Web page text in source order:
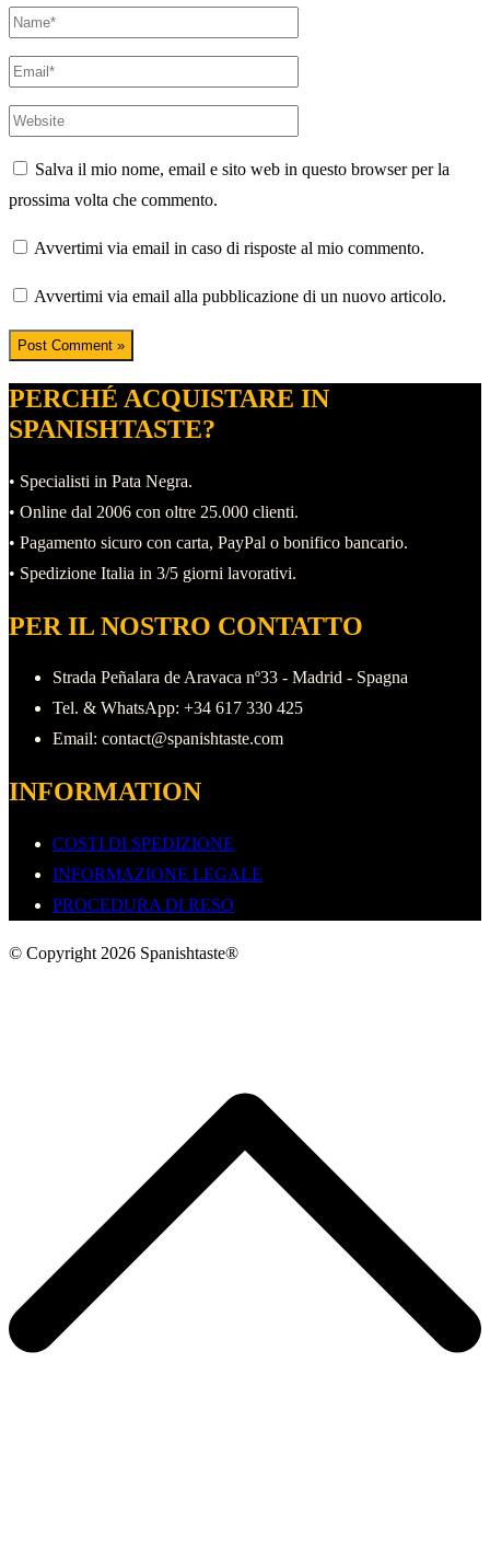
Name*
Email*
Website
Salva il mio nome, email e sito web in questo browser per la
prossima volta che commento.
Avvertimi via email in caso di risposte al mio commento.
Avvertimi via email alla pubblicazione di un nuovo articolo.
PERCHÉ ACQUISTARE IN
SPANISHTASTE?
• Specialisti in Pata Negra.
• Online dal 2006 con oltre 25.000 clienti.
• Pagamento sicuro con carta, PayPal o bonifico bancario.
• Spedizione Italia in 3/5 giorni lavorativi.
PER IL NOSTRO CONTATTO
Strada Peñalara de Aravaca nº33 - Madrid - Spagna
Tel. & WhatsApp: +34 617 330 425
Email: contact@spanishtaste.com
INFORMATION
COSTI DI SPEDIZIONE
INFORMAZIONE LEGALE
PROCEDURA DI RESO
© Copyright 2026 Spanishtaste®